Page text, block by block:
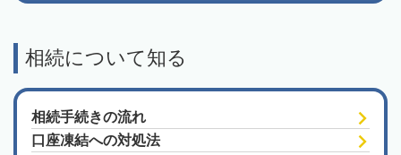
相続について知る
相続手続きの流れ
口座凍結への対処法